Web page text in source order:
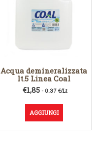
Acqua demineralizzata
lt.5 Linea Coal
€1,85 - 0.37 €/Lt
AGGIUNGI